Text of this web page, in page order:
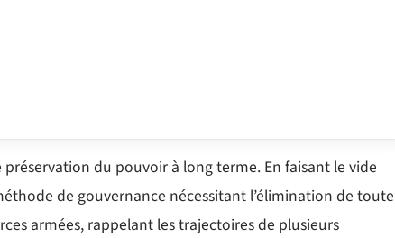
du pouvoir à long terme. En faisant le vide
de gouvernance nécessitant l’élimination de toute
armées, rappelant les trajectoires de plusieurs